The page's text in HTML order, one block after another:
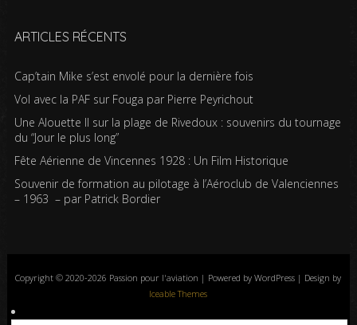
ARTICLES RÉCENTS
Cap’tain Mike s’est envolé pour la dernière fois
Vol avec la PAF sur Fouga par Pierre Peyrichout
Une Alouette II sur la plage de Rivedoux : souvenirs du tournage
du “Jour le plus long”
Fête Aérienne de Vincennes 1928 : Un Film Historique
Souvenir de formation au pilotage à l’Aéroclub de Valenciennes
– 1963 – par Patrick Bordier
Copyright © 2020-2026 Passion pour l'aviation | Powered by WordPress | Design by
Iceable Themes